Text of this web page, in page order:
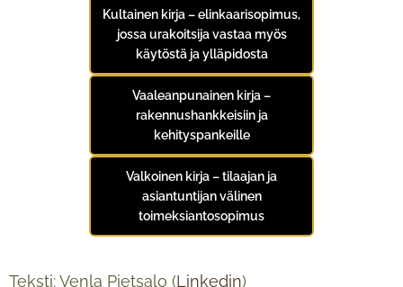
Kultainen kirja – elinkaarisopimus,
jossa urakoitsija vastaa myös
käytöstä ja ylläpidosta
Vaaleanpunainen kirja –
rakennushankkeisiin ja
kehityspankeille
Valkoinen kirja – tilaajan ja
asiantuntijan välinen
toimeksiantosopimus
Teksti: Venla Pietsalo (Linkedin)